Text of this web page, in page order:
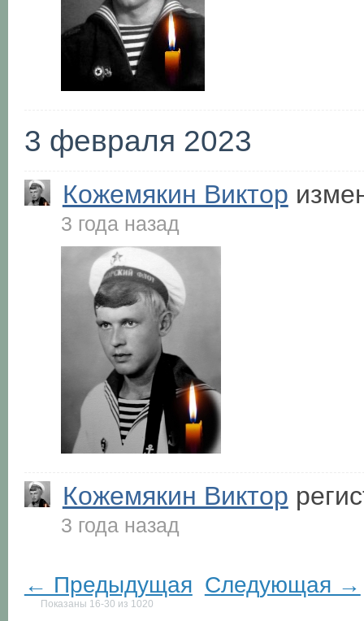
3 февраля 2023
Кожемякин Виктор
3 года назад
Кожемякин Виктор
3 года назад
← Предыдущая Следующая →
Показаны 16-30 из 1020